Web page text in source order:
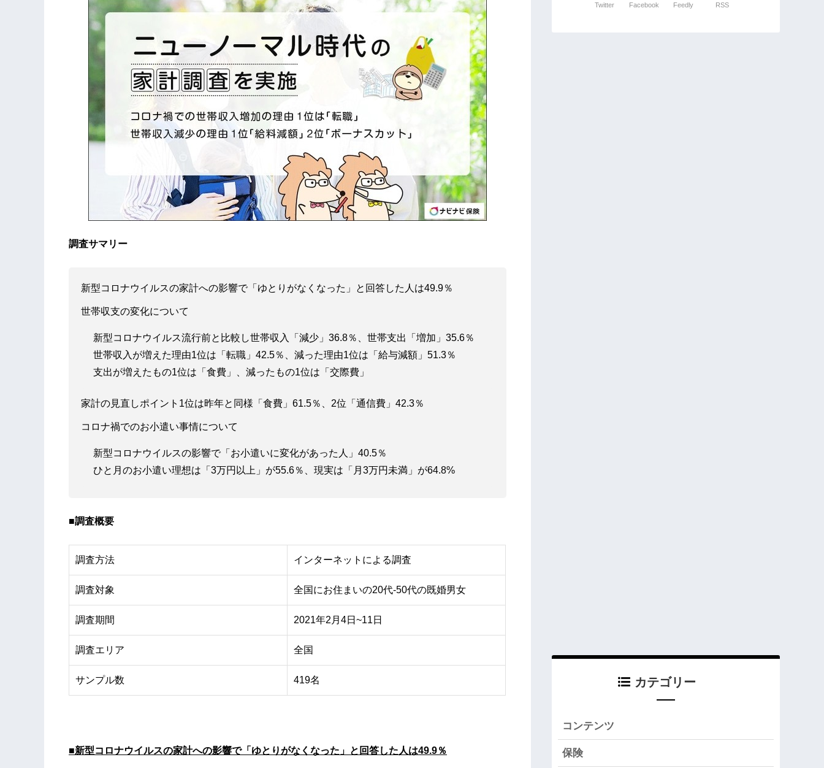
調査サマリー
新型コロナウイルスの家計への影響で「ゆとりがなくなった」と回答した人は49.9％
世帯収支の変化について
新型コロナウイルス流行前と比較し世帯収入「減少」36.8％、世帯支出「増加」35.6％
世帯収入が増えた理由1位は「転職」42.5％、減った理由1位は「給与減額」51.3％
支出が増えたもの1位は「食費」、減ったもの1位は「交際費」
家計の見直しポイント1位は昨年と同様「食費」61.5％、2位「通信費」42.3％
コロナ禍でのお小遣い事情について
新型コロナウイルスの影響で「お小遣いに変化があった人」40.5％
ひと月のお小遣い理想は「3万円以上」が55.6％、現実は「月3万円未満」が64.8%
■調査概要
調査方法 インターネットによる調査
調査対象 全国にお住まいの20代-50代の既婚男女
調査期間 2021年2月4日~11日
調査エリア 全国
サンプル数 419名
■新型コロナウイルスの家計への影響で「ゆとりがなくなった」と回答した人は49.9％
Twitter Facebook Feedly RSS
カテゴリー
コンテンツ
保険